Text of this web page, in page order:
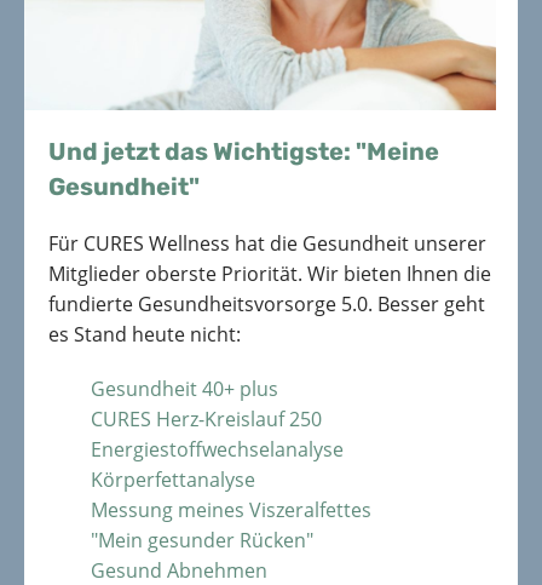
Und jetzt das Wichtigste: "Meine
Gesundheit"
Für CURES Wellness hat die Gesundheit unserer
Mitglieder oberste Priorität. Wir bieten Ihnen die
fundierte Gesundheitsvorsorge 5.0. Besser geht
es Stand heute nicht:
Gesundheit 40+ plus
CURES Herz-Kreislauf 250
Energiestoffwechselanalyse
Körperfettanalyse
Messung meines Viszeralfettes
"Mein gesunder Rücken"
Gesund Abnehmen